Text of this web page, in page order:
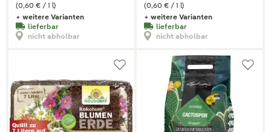
(0,60 € / 1 l)
+ weitere Varianten
lieferbar
nicht abholbar
(0,60 € / 1 l)
+ weitere Varianten
lieferbar
nicht abholbar